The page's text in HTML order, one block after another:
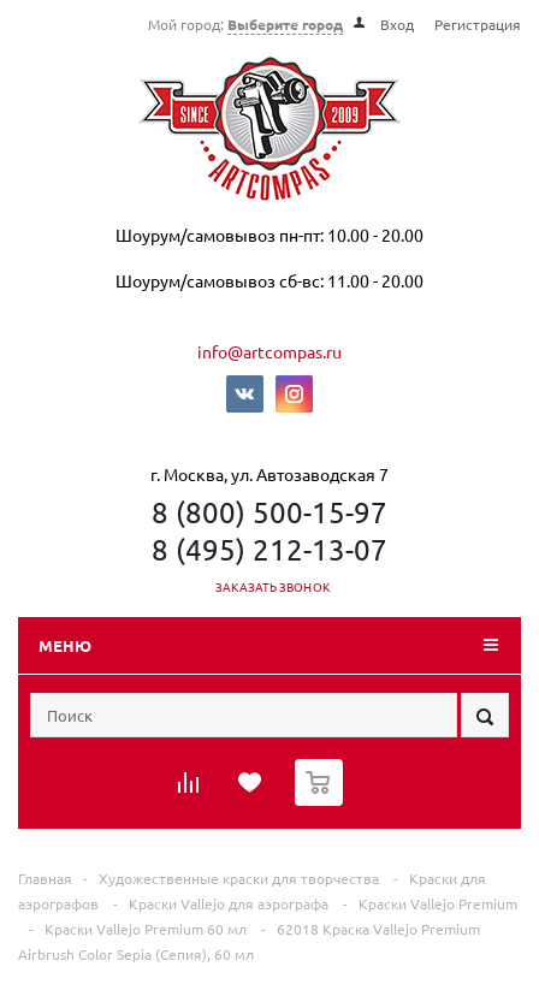
Мой город: Выберите город Вход Регистрация
Шоурум/самовывоз пн-пт: 10.00 - 20.00
Шоурум/самовывоз сб-вс: 11.00 - 20.00
info@artcompas.ru
г. Москва, ул. Автозаводская 7
8 (800) 500-15-97
8 (495) 212-13-07
ЗАКАЗАТЬ ЗВОНОК
МЕНЮ
0
Главная - Художественные краски для творчества -
Краски для
аэрографов
- Краски Vallejo для аэрографа -
Краски Vallejo Premium
-
Краски Vallejo Premium 60 мл -
62018 Краска Vallejo Premium
Airbrush Color Sepia (Сепия), 60 мл